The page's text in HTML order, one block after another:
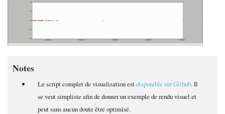
Notes
Le script complet de visualisation estdisponible sur Github. Il
se veut simpliste afin de donner un exemple de rendu visuel et
peut sans aucun doute être optimisé.